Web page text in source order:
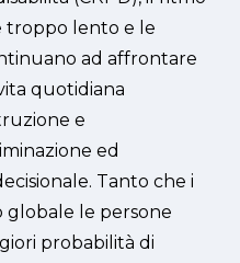
troppo lento e le
ad affrontare
quotidiana
e
ed
Tanto che i
globale le persone
probabilità di